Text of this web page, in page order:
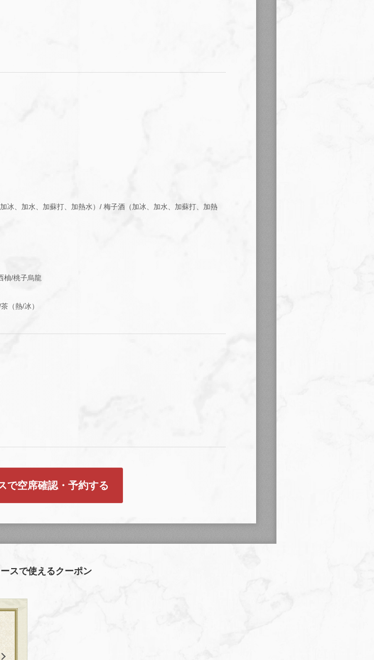
冰、加水、加蘇打、加熱水）/ 梅子酒（加冰、加水、加蘇打、加熱
柚/桃子烏龍
（熱/冰）
で空席確認・予約する
スで使えるクーポン